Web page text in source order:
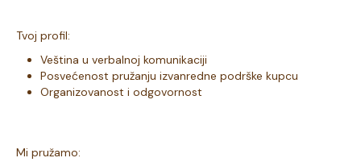
Tvoj profil:
Veština u verbalnoj komunikaciji
Posvećenost pružanju izvanredne podrške kupcu
Organizovanost i odgovornost
Mi pružamo: